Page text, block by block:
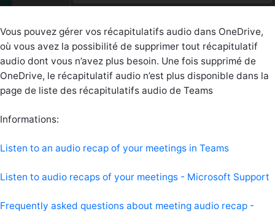
Vous pouvez gérer vos récapitulatifs audio dans OneDrive,
où vous avez la possibilité de supprimer tout récapitulatif
audio dont vous n’avez plus besoin. Une fois supprimé de
OneDrive, le récapitulatif audio n’est plus disponible dans la
page de liste des récapitulatifs audio de Teams
Informations:
Listen to an audio recap of your meetings in Teams
Listen to audio recaps of your meetings - Microsoft Support
Frequently asked questions about meeting audio recap -